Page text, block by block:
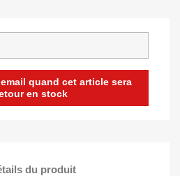
quand cet article sera
en stock
du produit